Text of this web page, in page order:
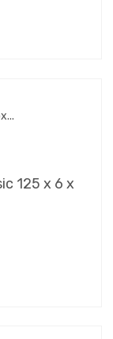
125 x 6 x